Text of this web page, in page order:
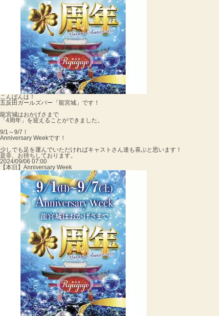
こんばんは！
五反田ガールズバー「龍宮城」です！
龍宮城はおかげさまで
「4周年」を迎えることができました。
9/1～9/7！
Anniversary Weekです！
少しでも足を運んでいただければキャストさん達も喜ぶと思います！
是非、お待ちしております。
2024/09/06 07:00
【本日】Anniversary Week